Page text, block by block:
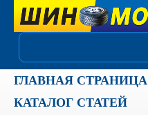
ГЛАВНАЯ СТРАНИЦА
КАТАЛОГ СТАТЕЙ